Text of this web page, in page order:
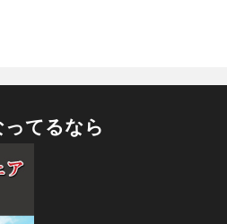
てるなら